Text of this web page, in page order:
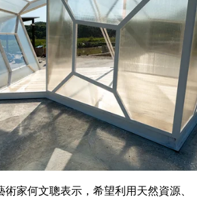
家何文聰表示，希望利用天然資源、